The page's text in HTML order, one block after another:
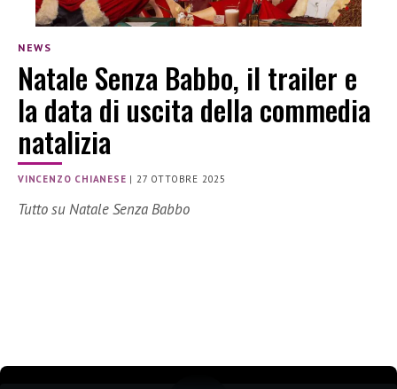
NEWS
Natale Senza Babbo, il trailer e
la data di uscita della commedia
natalizia
VINCENZO CHIANESE |27 OTTOBRE 2025
Tutto su Natale Senza Babbo